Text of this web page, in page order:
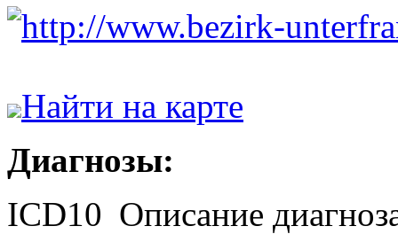
http://www.bezirk-
Найти на карте
Диагнозы:
ICD10 Описание